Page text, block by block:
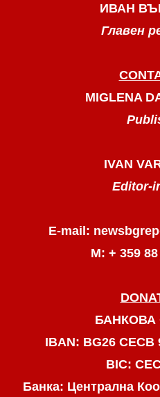
ИВАН
Главен
MIGLENA
IVAN
Editor-
E-mail:
М: + 359 88
БАНКОВА
IBAN: BG26 CECB
BIC:
Банка: Централна